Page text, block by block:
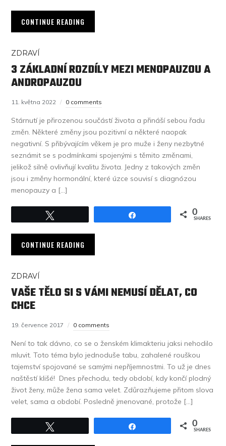
CONTINUE READING
ZDRAVÍ
3 ZÁKLADNÍ ROZDÍLY MEZI MENOPAUZOU A
ANDROPAUZOU
11. května 2022 0 comments
Stárnutí je přirozenou součástí života a přináší sebou řadu
změn. Některé změny jsou pozitivní a některé naopak
negativní. S přibývajícím věkem je pro muže i ženy nezbytné
seznámit se s podmínkami spojenými s těmito změnami,
jelikož silně ovlivňují kvalitu života. Jedny z takových změn
jsou i změny hormonální, které úzce souvisí s diagnózou
menopauzy a […]
0
SHARES
CONTINUE READING
ZDRAVÍ
VAŠE TĚLO SI S VÁMI NEMUSÍ DĚLAT, CO
CHCE
19. července 2017 0 comments
Není to tak dávno, co se o ženském klimakteriu jaksi nehodilo
mluvit. Toto téma bylo jednoduše tabu, zahalené rouškou
tajemství spojované se samými nepříjemnostmi. To už je dnes
naštěstí klišé! Dnes přechodu, tedy období, kdy končí plodný
život ženy, může žena sama velet. Zdůrazňujeme přitom slova
velet, sama a období. Posledně jmenované, protože […]
0
SHARES